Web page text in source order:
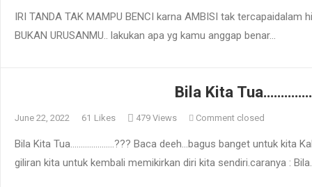
IRI TANDA TAK MAMPU BENCI karna AMBISI tak
BUKAN URUSANMU.. lakukan apa yg kamu anggap benar…
Bila Kita
June 22, 2022 61 Likes 479 Views Comment closed
Bila Kita Tua…………………??? Baca deeh…bagus banget untuk kita
giliran kita untuk kembali memikirkan diri kita sendiri.caranya :